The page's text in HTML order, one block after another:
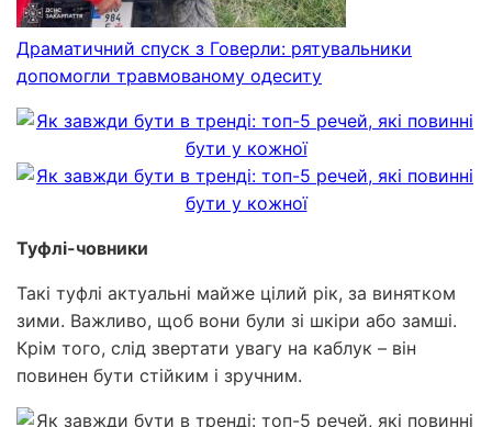
Драматичний спуск з Говерли: рятувальники
допомогли травмованому одеситу
Туфлі-човники
Такі туфлі актуальні майже цілий рік, за винятком
зими. Важливо, щоб вони були зі шкіри або замші.
Крім того, слід звертати увагу на каблук – він
повинен бути стійким і зручним.